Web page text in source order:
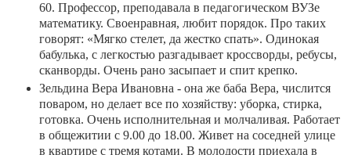
60. Профессор, преподавала в педагогическом ВУЗе
математику. Своенравная, любит порядок. Про таких
говорят: «Мягко стелет, да жестко спать». Одинокая
бабулька, с легкостью разгадывает кроссворды, ребусы,
сканворды. Очень рано засыпает и спит крепко.
Зельдина Вера Ивановна - она же баба Вера, числится
поваром, но делает все по хозяйству: уборка, стирка,
готовка. Очень исполнительная и молчаливая. Работает
в общежитии с 9.00 до 18.00. Живет на соседней улице
в квартире с тремя котами. В молодости приехала в